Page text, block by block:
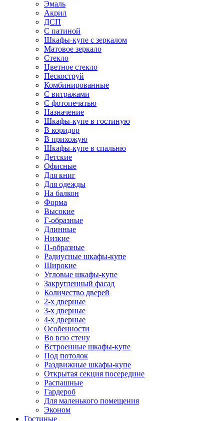
Эмаль
Акрил
ДСП
С патиной
Шкафы-купе с зеркалом
Матовое зеркало
Стекло
Цветное стекло
Пескоструй
Комбинированные
С витражами
С фотопечатью
Назначение
Шкафы-купе в гостиную
В коридор
В прихожую
Шкафы-купе в спальню
Детские
Офисные
Для книг
Для одежды
На балкон
Форма
Высокие
Г-образные
Длинные
Низкие
П-образные
Радиусные шкафы-купе
Широкие
Угловые шкафы-купе
Закругленный фасад
Количество дверей
2-х дверные
3-х дверные
4-х дверные
Особенности
Во всю стену
Встроенные шкафы-купе
Под потолок
Раздвижные шкафы-купе
Открытая секция посередине
Распашные
Гардероб
Для маленького помещения
Эконом
Гостиные